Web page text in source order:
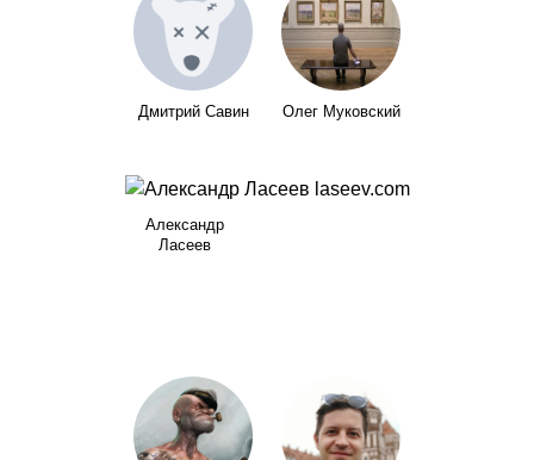
Дмитрий Савин Олег Муковский
Александр
Ласеев